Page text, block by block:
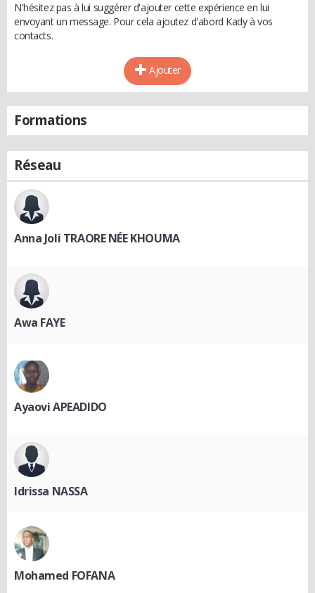
N'hésitez pas à lui suggérer d'ajouter cette expérience en lui
envoyant un message. Pour cela ajoutez d'abord Kady à vos
contacts.
Ajouter
Formations
Réseau
Anna Joli TRAORE NÉE KHOUMA
Awa FAYE
Ayaovi APEADIDO
Idrissa NASSA
Mohamed FOFANA